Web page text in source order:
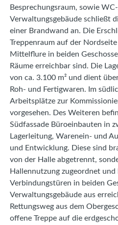
Besprechungsraum, sowie
Verwaltungsgebäude schließt
einer Brandwand an. Die
Treppenraum auf der
Mittelflure in beiden
Räume erreichbar sind. Die
von ca. 3.100 m² und dient
Roh- und Fertigwaren. Im
Arbeitsplätze zur
vorgesehen. Des Weiteren
Südfassade Büroeinbauten in
Lagerleitung, Warenein- und
und Entwicklung. Diese sind
von der Halle abgetrennt,
Hallennutzung zugeordnet und
Verbindungstüren in beiden
Verwaltungsgebäude aus
Rettungsweg aus dem
offene Treppe auf die